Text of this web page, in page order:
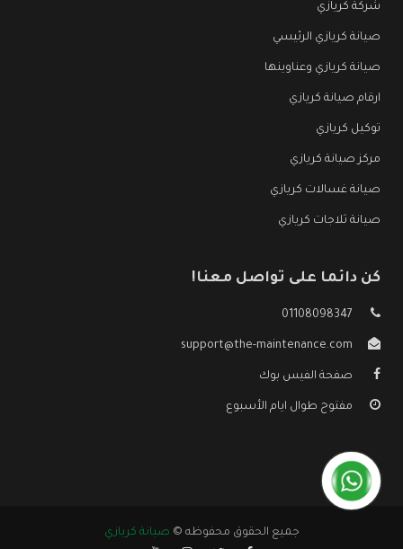
شركة كريازي
صيانة كريازي الرئيسي
صيانة كريازي وعناوينها
ارقام صيانة كريازي
توكيل كريازي
مركز صيانة كريازي
صيانة غسالات كريازي
صيانة ثلاجات كريازي
كن دائما على تواصل معنا!
01108098347
support@the-maintenance.com
صفحة الفيس بوك
مفتوح طوال ايام الأسبوع
جميع الحقوق محفوظه © صيانة كريازي